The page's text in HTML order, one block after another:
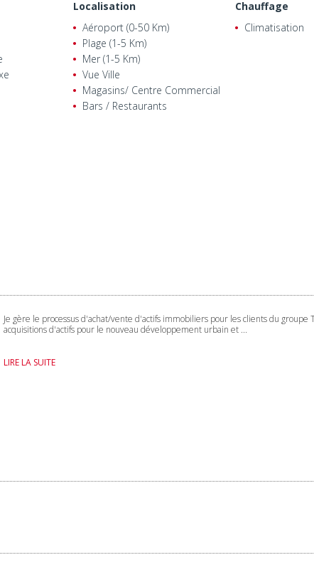
Localisation
Aéroport (0-50 Km)
Plage (1-5 Km)
Mer (1-5 Km)
Vue Ville
Magasins/ Centre Commercial
Bars / Restaurants
Chauffage
Climatisation
Je gère le processus d'achat/vente d'actifs immobiliers pour les clients du groupe
acquisitions d'actifs pour le nouveau développement urbain et ...
LIRE LA SUITE